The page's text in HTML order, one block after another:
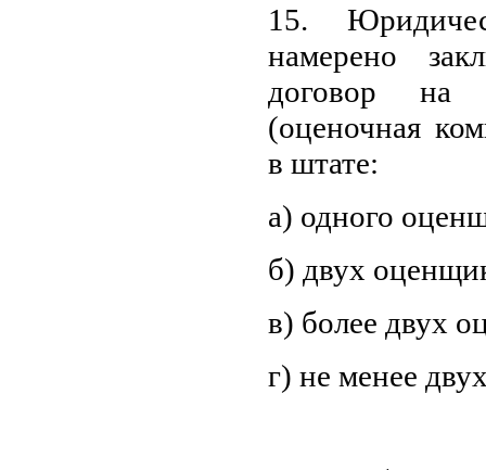
15.
намерено
договор на
(оценочная
в штате:
а) одного
б) двух
в) более двух
г) не менее